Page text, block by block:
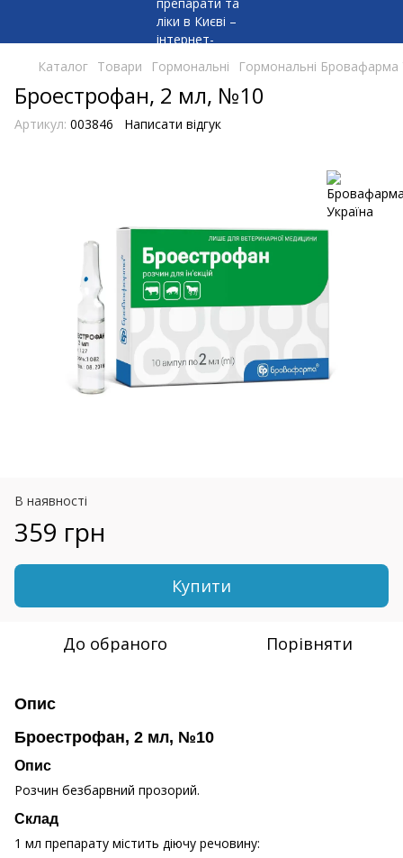
Каталог Товари Гормональні Гормональні Бровафарма
Броестрофан, 2 мл, №10
Артикул: 003846 Написати відгук
В наявності
359 грн
Купити
До обраного Порівняти
Опис
Броестрофан, 2 мл, №10
Опис
Розчин безбарвний прозорий.
Склад
1 мл препарату містить діючу речовину: